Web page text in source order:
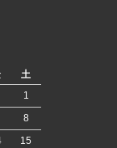
土
1
8
15